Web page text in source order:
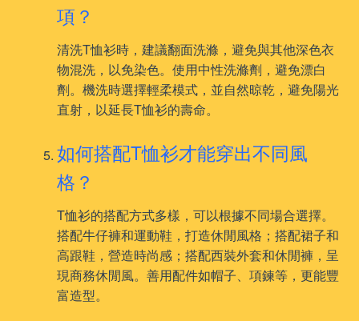
項？
清洗T恤衫時，建議翻面洗滌，避免與其他深色衣
物混洗，以免染色。使用中性洗滌劑，避免漂白
劑。機洗時選擇輕柔模式，並自然晾乾，避免陽光
直射，以延長T恤衫的壽命。
如何搭配T恤衫才能穿出不同風
格？
T恤衫的搭配方式多樣，可以根據不同場合選擇。
搭配牛仔褲和運動鞋，打造休閒風格；搭配裙子和
高跟鞋，營造時尚感；搭配西裝外套和休閒褲，呈
現商務休閒風。善用配件如帽子、項鍊等，更能豐
富造型。